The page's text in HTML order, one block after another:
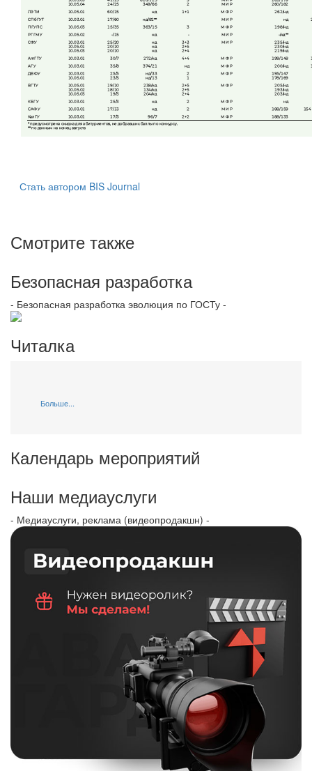
Стать автором BIS Journal
Смотрите также
Безопасная разработка
- Безопасная разработка эволюция по ГОСТу -
Читалка
Больше...
Календарь мероприятий
Наши медиауслуги
- Медиауслуги, реклама (видеопродакшн) -